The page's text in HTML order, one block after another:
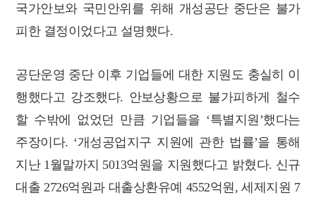
국가안보와 국민안위를 위해 개성공단 중단은 불가
피한 결정이었다고 설명했다.
공단운영 중단 이후 기업들에 대한 지원도 충실히 이
행했다고 강조했다. 안보상황으로 불가피하게 철수
할 수밖에 없었던 만큼 기업들을 ‘특별지원’했다는
주장이다. ‘개성공업지구 지원에 관한 법률’을 통해
지난 1월말까지 5013억원을 지원했다고 밝혔다. 신규
대출 2726억원과 대출상환유예 4552억원, 세제지원 7